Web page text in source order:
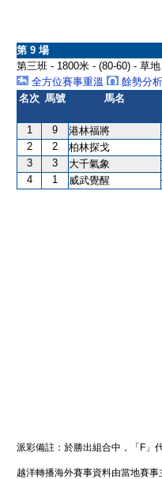
第 9 場
第三班 - 1800米 - (80-60) - 草
全方位賽事重溫
餘勢分析
名次 馬號 馬名
1 9 港林福將
2
2 柏林探戈
3
3 大千氣象
4
1 威武覺醒
派彩備註：於勝出組合中，「F」
越洋轉播海外賽事資料由當地賽